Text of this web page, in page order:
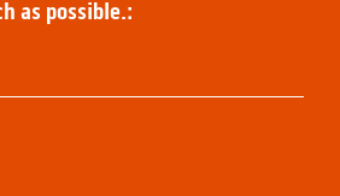
as possible.: